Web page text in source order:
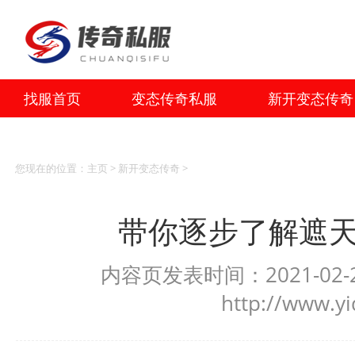
找服首页 变态传奇私服 新开变态传奇
您现在的位置： 主页 > 新开变态传奇 >
带你逐步了解遮
内容页发表时间：2021-
http://